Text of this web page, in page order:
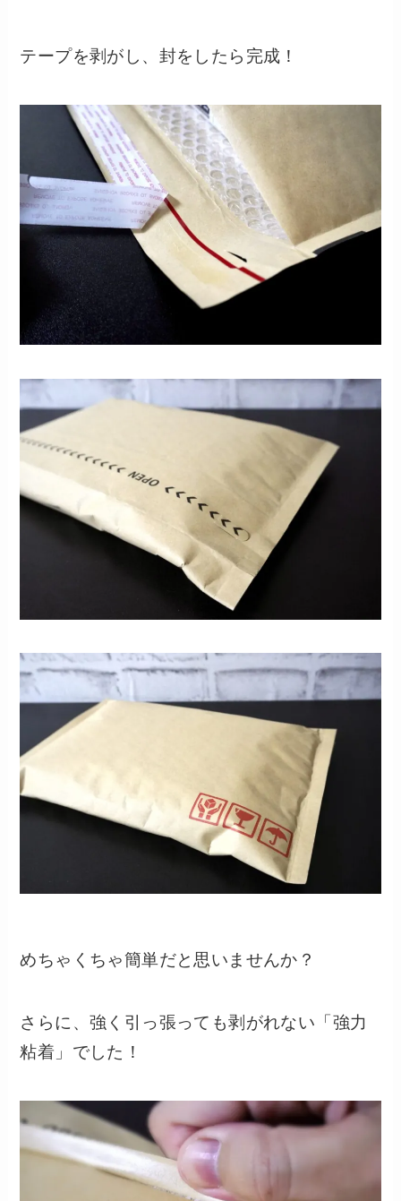
テープを剥がし、封をしたら完成！
めちゃくちゃ簡単だと思いませんか？
さらに、強く引っ張っても剥がれない「強力
粘着」でした！